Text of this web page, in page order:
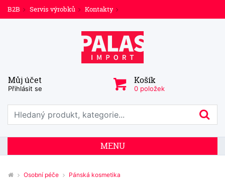
B2B Servis výrobků Kontakty
Můj účet
Přihlásit se
Košík
0 položek
Prohledat web
MENU
Osobní péče
Pánská kosmetika